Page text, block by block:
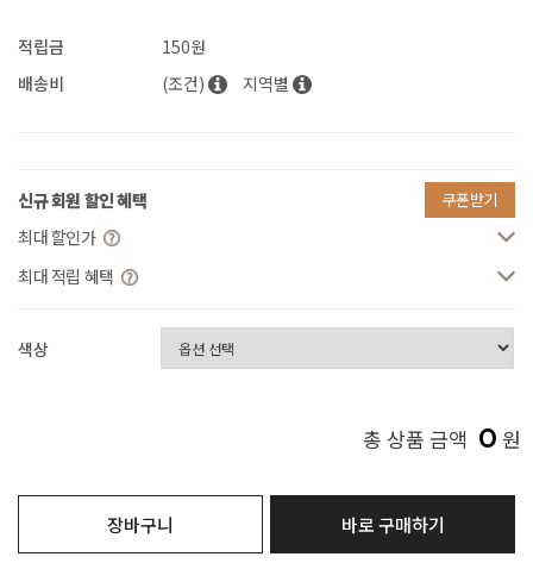
적립금
150원
배송비
(조건) 지역별
신규 회원 할인 혜택 쿠폰받기
최대 할인가
최대 적립 혜택
색상
총 상품 금액 0 원
장바구니 바로 구매하기